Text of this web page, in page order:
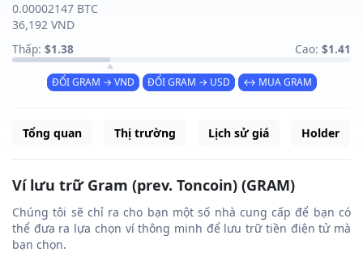
0.00002147 BTC
36,192 VND
Thấp: $1.38 Cao: $1.41
ĐỔI GRAM → VND ĐỔI GRAM → USD ↔ MUA GRAM
Tổng quan Thị trường Lịch sử giá Holder
Ví lưu trữ Gram (prev. Toncoin) (GRAM)
Chúng tôi sẽ chỉ ra cho bạn một số nhà cung cấp để bạn có
thể đưa ra lựa chọn ví thông minh để lưu trữ tiền điện tử mà
bạn chọn.